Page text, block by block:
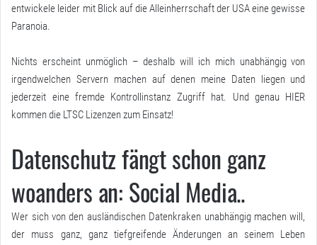
entwickele leider mit Blick auf die Alleinherrschaft der USA eine gewisse
Paranoia.
Nichts erscheint unmöglich – deshalb will ich mich unabhängig von
irgendwelchen Servern machen auf denen meine Daten liegen und
jederzeit eine fremde Kontrollinstanz Zugriff hat. Und genau HIER
kommen die LTSC Lizenzen zum Einsatz!
Datenschutz fängt schon ganz
woanders an: Social Media..
Wer sich von den ausländischen Datenkraken unabhängig machen will,
der muss ganz, ganz tiefgreifende Änderungen an seinem Leben